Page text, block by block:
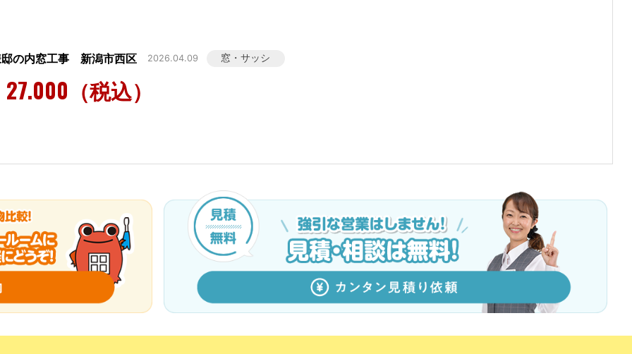
の内窓工事 新潟市西区 2026.04.09 窓・サッシ
27.000（税込）